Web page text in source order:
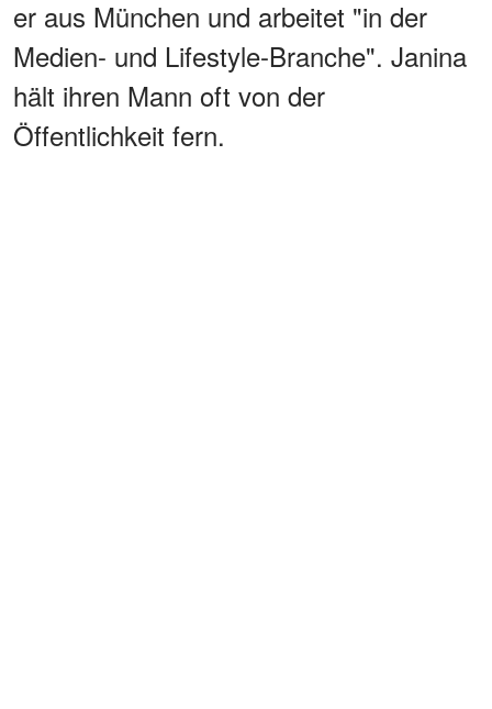
er aus München und arbeitet "in der
Medien- und Lifestyle-Branche". Janina
hält ihren Mann oft von der
Öffentlichkeit fern.